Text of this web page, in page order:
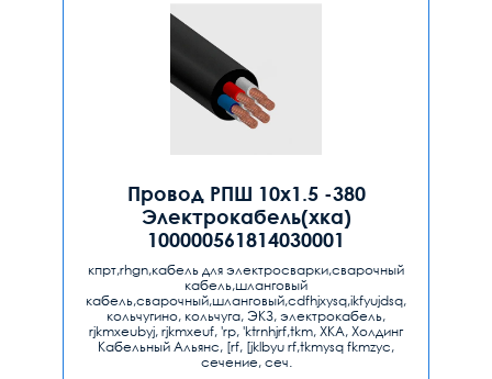
Провод РПШ 10х1.5 -380
Электрокабель(хка)
100000561814030001
кпрт,rhgn,кабель для электросварки,сварочный
кабель,шланговый
кабель,сварочный,шланговый,cdfhjxysq,ikfyujdsq,
кольчугино, кольчуга, ЭКЗ, электрокабель,
rjkmxeubyj, rjkmxeuf, 'rp, 'ktrnhjrf,tkm, ХКА, Холдинг
Кабельный Альянс, [rf, [jklbyu rf,tkmysq fkmzyc,
сечение, сеч.